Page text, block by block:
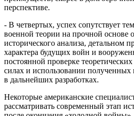
перспективе.
- В четвертых, успех сопутствует
военной теории на прочной основе
исторического анализа, детальном
характера будущих войн и
постоянной проверке
силах и использовании полученных
в дальнейших разработках.
Некоторые американские
рассматривать современный этап